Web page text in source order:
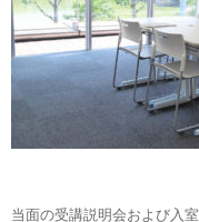
当面の受講説明会および入